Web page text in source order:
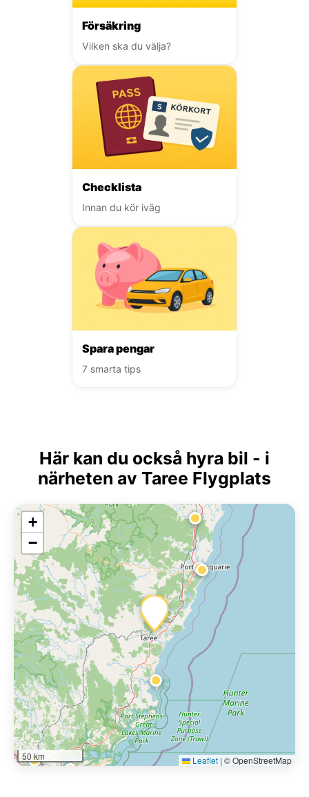
Försäkring
Vilken ska du välja?
Checklista
Innan du kör iväg
Spara pengar
7 smarta tips
Här kan du också hyra bil - i
närheten av Taree Flygplats
+
−
50 km Leaflet | © OpenStreetMap